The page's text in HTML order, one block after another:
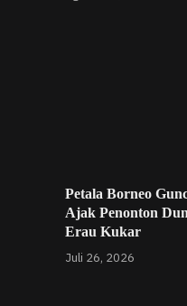
Petala Borneo
Ajak Penonton
Erau Kukar
Juli 26, 2026